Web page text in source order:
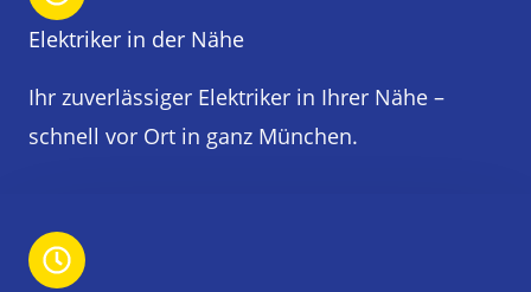
Elektriker in der Nähe
Ihr zuverlässiger Elektriker in Ihrer Nähe –
schnell vor Ort in ganz München.